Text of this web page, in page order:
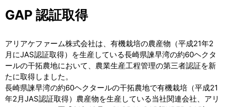
GAP 認証取得
アリアケファーム株式会社は、有機栽培の農産物（平成21年2
月にJAS認証取得）を生産している長崎県諫早湾の約60ヘクタ
ールの干拓農地において、農業生産工程管理の第三者認証を新
たに取得しました。
長崎県諫早湾の約60ヘクタールの干拓農地で有機栽培（平成21
年2月JAS認証取得）農産物を生産している当社関連会社、アリ